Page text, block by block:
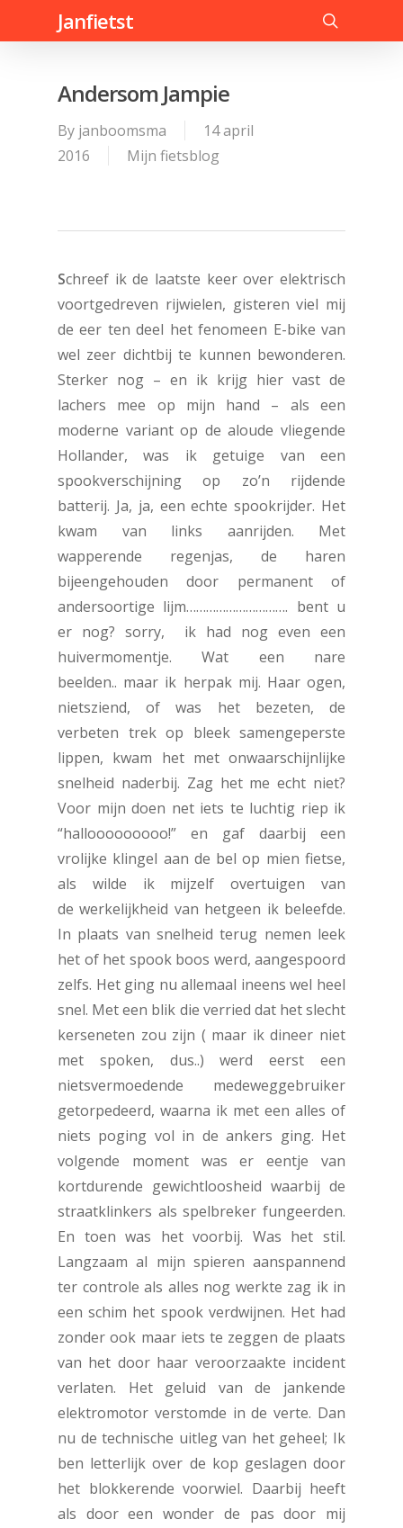
to
Janfietst
search
Andersom Jampie
By janboomsma
14 april
2016
Mijn fietsblog
Schreef ik de laatste keer over elektrisch
voortgedreven rijwielen, gisteren viel mij
de eer ten deel het fenomeen E-bike van
wel zeer dichtbij te kunnen bewonderen.
Sterker nog – en ik krijg hier vast de
lachers mee op mijn hand – als een
moderne variant op de aloude vliegende
Hollander, was ik getuige van een
spookverschijning op zo’n rijdende
batterij. Ja, ja, een echte spookrijder. Het
kwam van links aanrijden. Met
wapperende regenjas, de haren
bijeengehouden door permanent of
andersoortige lijm…………………………. bent u
er nog? sorry, ik had nog even een
huivermomentje. Wat een nare
beelden.. maar ik herpak mij. Haar ogen,
nietsziend, of was het bezeten, de
verbeten trek op bleek samengeperste
lippen, kwam het met onwaarschijnlijke
snelheid naderbij. Zag het me echt niet?
Voor mijn doen net iets te luchtig riep ik
“hallooooooooo!” en gaf daarbij een
vrolijke klingel aan de bel op mien fietse,
als wilde ik mijzelf overtuigen van
de werkelijkheid van hetgeen ik beleefde.
In plaats van snelheid terug nemen leek
het of het spook boos werd, aangespoord
zelfs. Het ging nu allemaal ineens wel heel
snel. Met een blik die verried dat het slecht
kerseneten zou zijn ( maar ik dineer niet
met spoken, dus..) werd eerst een
nietsvermoedende medeweggebruiker
getorpedeerd, waarna ik met een alles of
niets poging vol in de ankers ging. Het
volgende moment was er eentje van
kortdurende gewichtloosheid waarbij de
straatklinkers als spelbreker fungeerden.
En toen was het voorbij. Was het stil.
Langzaam al mijn spieren aanspannend
ter controle als alles nog werkte zag ik in
een schim het spook verdwijnen. Het had
zonder ook maar iets te zeggen de plaats
van het door haar veroorzaakte incident
verlaten. Het geluid van de jankende
elektromotor verstomde in de verte. Dan
nu de technische uitleg van het geheel; Ik
ben letterlijk over de kop geslagen door
het blokkerende voorwiel. Daarbij heeft
als door een wonder de pas door mij